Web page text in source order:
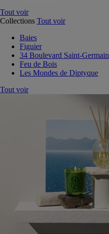
Tout voir
Collections Tout voir
Baies
Figuier
34 Boulevard Saint-Germain
Feu de Bois
Les Mondes de Diptyque
Tout voir